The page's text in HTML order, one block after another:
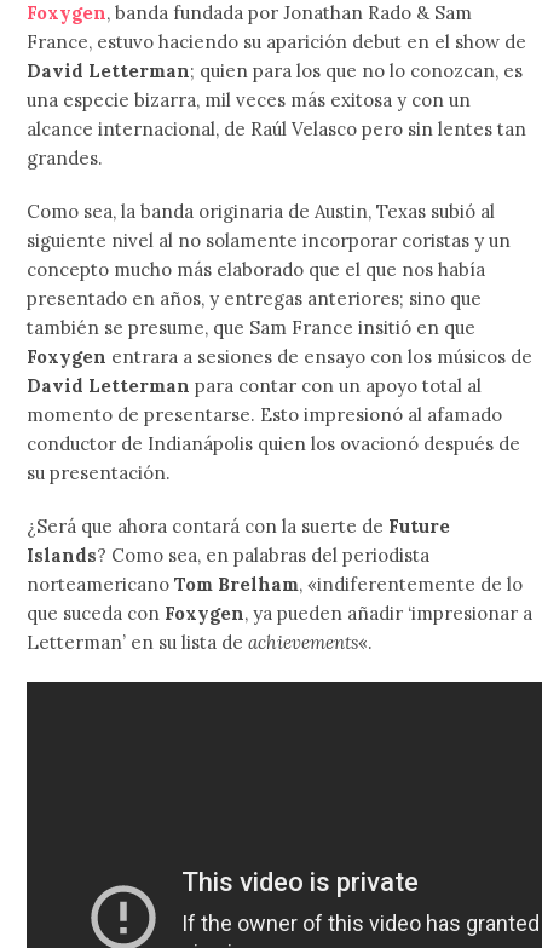
Foxygen, banda fundada por Jonathan Rado & Sam
France, estuvo haciendo su aparición debut en el show de
David Letterman; quien para los que no lo conozcan, es
una especie bizarra, mil veces más exitosa y con un
alcance internacional, de Raúl Velasco pero sin lentes tan
grandes.
Como sea, la banda originaria de Austin, Texas subió al
siguiente nivel al no solamente incorporar coristas y un
concepto mucho más elaborado que el que nos había
presentado en años, y entregas anteriores; sino que
también se presume, que Sam France insitió en que
Foxygen entrara a sesiones de ensayo con los músicos de
David Letterman para contar con un apoyo total al
momento de presentarse. Esto impresionó al afamado
conductor de Indianápolis quien los ovacionó después de
su presentación.
¿Será que ahora contará con la suerte de Future
Islands? Como sea, en palabras del periodista
norteamericanoTom Brelham, «indiferentemente de lo
que suceda con Foxygen, ya pueden añadir ‘impresionar a
Letterman’ en su lista deachievements«.